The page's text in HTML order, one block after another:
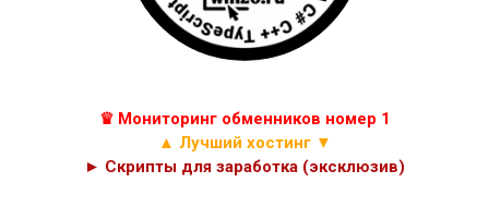
♛ Мониторинг обменников номер 1
▲ Лучший хостинг ▼
► Скрипты для заработка (эксклюзив)